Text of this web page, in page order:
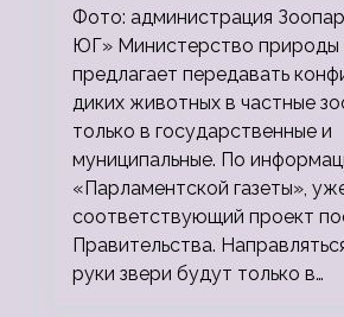
зоопарки
Фото: администрация
ЮГ» Министерство природы
предлагает передавать
диких животных в частные
только в государственные и
муниципальные. По
«Парламентской газеты»,
соответствующий проект
Правительства.
руки звери будут только в…